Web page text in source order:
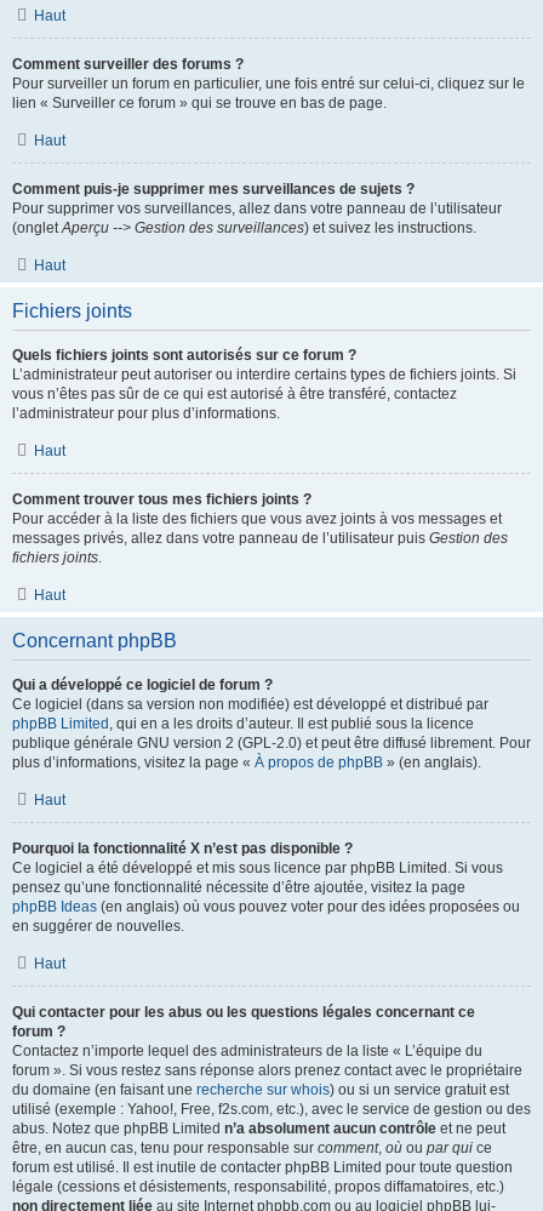
Haut
Comment surveiller des forums ?
Pour surveiller un forum en particulier, une fois entré sur celui-ci, cliquez sur le
lien « Surveiller ce forum » qui se trouve en bas de page.
Haut
Comment puis-je supprimer mes surveillances de sujets ?
Pour supprimer vos surveillances, allez dans votre panneau de l’utilisateur
(ongletAperçu --> Gestion des surveillances) et suivez les instructions.
Haut
Fichiers joints
Quels fichiers joints sont autorisés sur ce forum ?
L’administrateur peut autoriser ou interdire certains types de fichiers joints. Si
vous n’êtes pas sûr de ce qui est autorisé à être transféré, contactez
l’administrateur pour plus d’informations.
Haut
Comment trouver tous mes fichiers joints ?
Pour accéder à la liste des fichiers que vous avez joints à vos messages et
messages privés, allez dans votre panneau de l’utilisateur puis Gestion des
fichiers joints.
Haut
Concernant phpBB
Qui a développé ce logiciel de forum ?
Ce logiciel (dans sa version non modifiée) est développé et distribué par
phpBB Limited , qui en a les droits d’auteur. Il est publié sous la licence
publique générale GNU version 2 (GPL-2.0) et peut être diffusé librement. Pour
plus d’informations, visitez la page « À propos de phpBB » (en anglais).
Haut
Pourquoi la fonctionnalité X n’est pas disponible ?
Ce logiciel a été développé et mis sous licence par phpBB Limited. Si vous
pensez qu’une fonctionnalité nécessite d’être ajoutée, visitez la page
phpBB Ideas (en anglais) où vous pouvez voter pour des idées proposées ou
en suggérer de nouvelles.
Haut
Qui contacter pour les abus ou les questions légales concernant ce
forum ?
Contactez n’importe lequel des administrateurs de la liste « L’équipe du
forum ». Si vous restez sans réponse alors prenez contact avec le propriétaire
du domaine (en faisant une recherche sur whois) ou si un service gratuit est
utilisé (exemple : Yahoo!, Free, f2s.com, etc.), avec le service de gestion ou des
abus. Notez que phpBB Limited n’a absolument aucun contrôle et ne peut
être, en aucun cas, tenu pour responsable sur comment, où ou par qui ce
forum est utilisé. Il est inutile de contacter phpBB Limited pour toute question
légale (cessions et désistements, responsabilité, propos diffamatoires, etc.)
non directement liée au site Internet phpbb.com ou au logiciel phpBB lui-